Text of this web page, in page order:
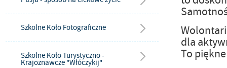
Szkolne Koło Fotograficzne
Szkolne Koło Turystyczno -
Krajoznawcze "Włóczykij"
dla
To